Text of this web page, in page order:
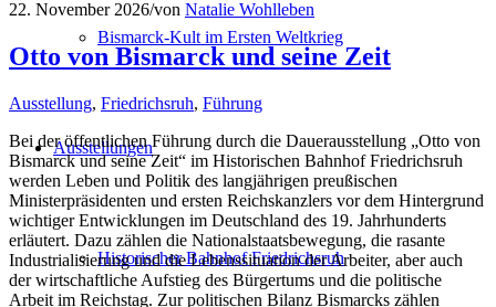
Bismarck-Kult im Ersten Weltkrieg
Ausstellungen
Historischer Bahnhof Friedrichsruh
22. November 2026/von Natalie Wohlleben
Otto von Bismarck und seine Zeit
Ausstellung, Friedrichsruh, Führung
Bei der öffentlichen Führung durch die Dauerausstellung „Otto von
Bismarck und seine Zeit“ im Historischen Bahnhof Friedrichsruh
werden Leben und Politik des langjährigen preußischen
Ministerpräsidenten und ersten Reichskanzlers vor dem Hintergrund
wichtiger Entwicklungen im Deutschland des 19. Jahrhunderts
erläutert. Dazu zählen die Nationalstaatsbewegung, die rasante
Industrialisierung und die Lebenssituation der Arbeiter, aber auch
der wirtschaftliche Aufstieg des Bürgertums und die politische
Arbeit im Reichstag. Zur politischen Bilanz Bismarcks zählen